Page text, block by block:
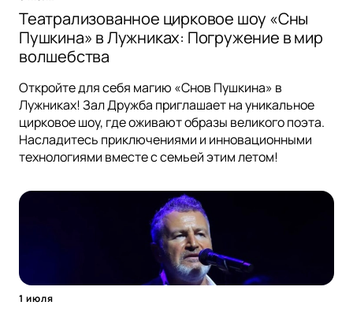
Театрализованное цирковое шоу «Сны
Пушкина» в Лужниках: Погружение в мир
волшебства
Откройте для себя магию «Снов Пушкина» в
Лужниках! Зал Дружба приглашает на уникальное
цирковое шоу, где оживают образы великого поэта.
Насладитесь приключениями и инновационными
технологиями вместе с семьей этим летом!
1 июля